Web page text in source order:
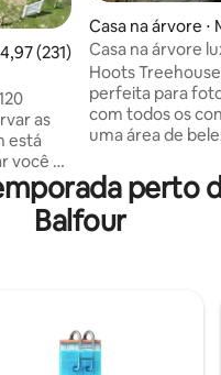
de uma avaliação média
4,97 (231)
as
está
você a
e
um
e mil
e
norte.
ver
Casa na árvore ⋅
Casa na árvore
fotos e
Hoots
perfeita para
com todos os
uma área de
Revestida em
aromática,
privado e
Também pode
NÃO É
Um lugar
perder - você
perto
Balfour